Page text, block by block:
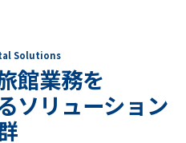
Solutions
館業務を
ソリューション